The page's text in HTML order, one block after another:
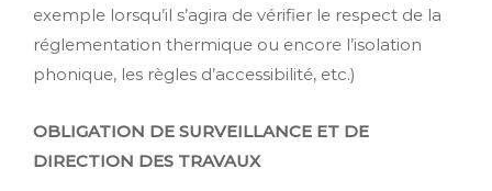
exemple lorsqu’il s’agira de vérifier le respect de la
réglementation thermique ou encore l’isolation
phonique, les règles d’accessibilité, etc.)
OBLIGATION DE SURVEILLANCE ET DE
DIRECTION DES TRAVAUX